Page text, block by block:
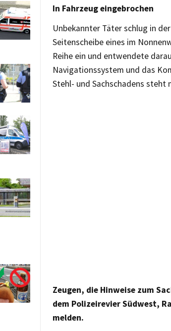
In Fahrzeug eingebrochen
Unbekannter Täter schlug in
Seitenscheibe eines im
Reihe ein und entwendete
Navigationssystem und das
Stehl- und Sachschadens steht
Zeugen, die Hinweise zum
dem Polizeirevier Südwest,
melden.